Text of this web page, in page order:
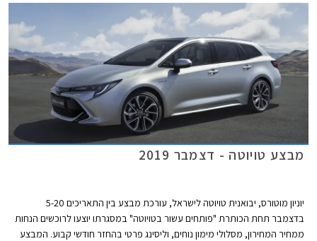
מבצע טויוטה - דצמבר 2019
יוניון מוטורס, יבואנית טויוטה לישראל, עורכת מבצע בין התאריכים 5-20
בדצמבר תחת הכותרת "פותחים עשור בטויוטה" במסגרתו יוצעו לרוכשים הנחות
ממחיר המחירון, מסלולי מימון נוחים, וליסינג פרטי בהחזר חודשי קבוע. המבצע